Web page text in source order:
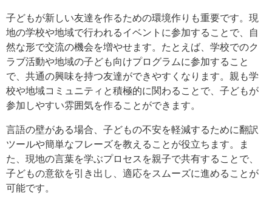
子どもが新しい友達を作るための環境作りも重要です。現
地の学校や地域で行われるイベントに参加することで、自
然な形で交流の機会を増やせます。たとえば、学校でのク
ラブ活動や地域の子ども向けプログラムに参加すること
で、共通の興味を持つ友達ができやすくなります。親も学
校や地域コミュニティと積極的に関わることで、子どもが
参加しやすい雰囲気を作ることができます。
言語の壁がある場合、子どもの不安を軽減するために翻訳
ツールや簡単なフレーズを教えることが役立ちます。ま
た、現地の言葉を学ぶプロセスを親子で共有することで、
子どもの意欲を引き出し、適応をスムーズに進めることが
可能です。